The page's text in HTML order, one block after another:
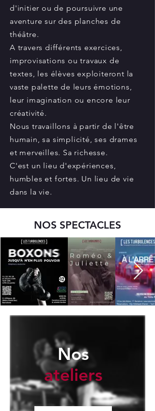
d'initier ou de poursuivre une
aventure sur des planches de
théâtre.
A travers différents exercices,
improvisations ou travaux de
textes, les élèves exploiteront la
vaste palette de leurs émotions,
leur imagination ou encore leur
créativité.
Nous travaillons à partir de l'être
humain, sa simplicité, ses drames
et merveilles. Sa richesse.
C'est un lieu d'expériences,
humbles et fortes. Un lieu de vie
dans la vie.
NOS SPECTACLES
Nos
ateliers